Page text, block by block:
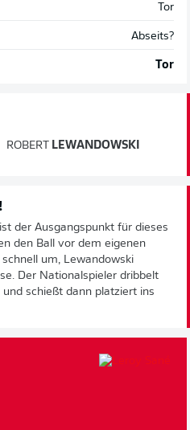
Tor
Abseits?
Tor
ROBERT LEWANDOWSKI
der Ausgangspunkt für dieses
den Ball vor dem eigenen
um, Lewandowski
Der Nationalspieler dribbelt
schießt dann platziert ins